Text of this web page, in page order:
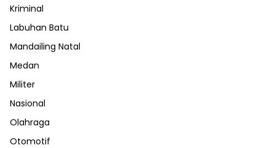
Kriminal
Labuhan Batu
Mandailing Natal
Medan
Militer
Nasional
Olahraga
Otomotif